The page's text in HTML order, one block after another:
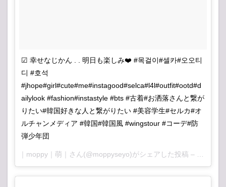
☑︎ 幸せなじかん . . 明日も楽しみ❤️ #목걸이#셀카#오오티
디 #호석
#jhope#girl#cute#me#instagood#selca#l4l#outfit#ootd#d
ailylook #fashion#instastyle #bts #古着#お洒落さんと繋が
りたい#韓国好きな人と繋がりたい #美容学生#セルカ#オ
ルチャンメディア #韓国#韓国風 #wingstour #コーデ#防
弾少年団